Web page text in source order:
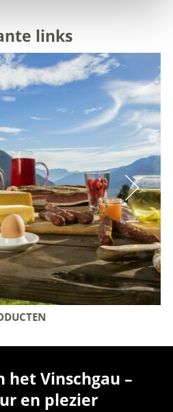
links
het Vinschgau –
en plezier